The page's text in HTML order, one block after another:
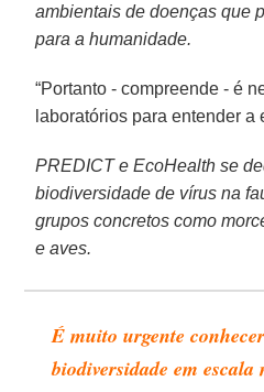
ambientais de doenças que
para a humanidade.
“Portanto - compreende - é
laboratórios para entender a
PREDICT e EcoHealth se
biodiversidade de vírus na
grupos concretos como
e aves.
É muito urgente
biodiversidade em